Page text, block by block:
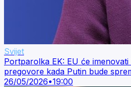
Svijet
Portparolka EK: EU će
pregovore kada Putin bude
26/05/2026•19:00